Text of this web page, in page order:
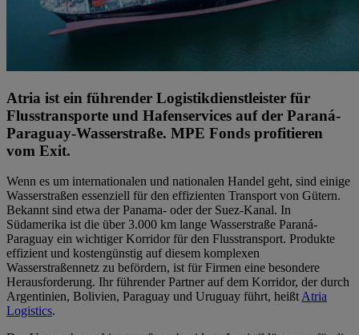
Atria ist ein führender Logistikdienstleister für
Flusstransporte und Hafenservices auf der Paraná-
Paraguay-Wasserstraße. MPE Fonds profitieren
vom Exit.
Wenn es um internationalen und nationalen Handel geht, sind einige
Wasserstraßen essenziell für den effizienten Transport von Gütern.
Bekannt sind etwa der Panama- oder der Suez-Kanal. In
Südamerika ist die über 3.000 km lange Wasserstraße Paraná-
Paraguay ein wichtiger Korridor für den Flusstransport. Produkte
effizient und kostengünstig auf diesem komplexen
Wasserstraßennetz zu befördern, ist für Firmen eine besondere
Herausforderung. Ihr führender Partner auf dem Korridor, der durch
Argentinien, Bolivien, Paraguay und Uruguay führt, heißt Atria
Logistics.